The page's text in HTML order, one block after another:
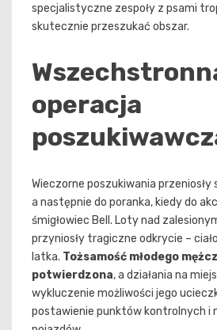
specjalistyczne zespoły z psami
skutecznie przeszukać obszar.
operacja
Wieczorne poszukiwania przeniosły
a następnie do poranka, kiedy do
śmigłowiec Bell. Loty nad
przyniosły tragiczne odkrycie –
latka. Tożsamość młodego
potwierdzona, a działania na
wykluczenie możliwości jego
postawienie punktów kontrolnych i